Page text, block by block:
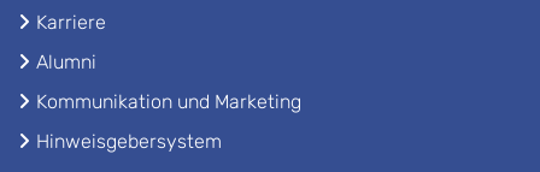
Karriere
Alumni
Kommunikation und Marketing
Hinweisgebersystem